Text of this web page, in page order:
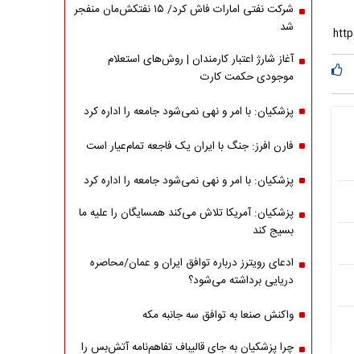
شرکت نفتی امارات فاش کرد/ ۱۵ نفتکش‌مان منفجر
شد
آغاز شارژ اعتبار کارمندان | روش‌های استعلام
موجودی حکمت کارت
پزشکیان: با امر و نهی نمی‌شود جامعه را اداره کرد
فارن افرز: جنگ با ایران یک فاجعه تمام‌عیار است
پزشکیان: با امر و نهی نمی‌شود جامعه را اداره کرد
پزشکیان: آمریکا تلاش می‌کند همسایگان را علیه ما
بسیج کند
ادعای رویترز درباره توافق ایران و عمان/محاصره
دریایی برداشته می‌شود؟
واکنش صنعا به توافق سه جانبه مکه
چرا پزشکیان به جای قالیباف تفاهم‌نامه آتش‌بس را